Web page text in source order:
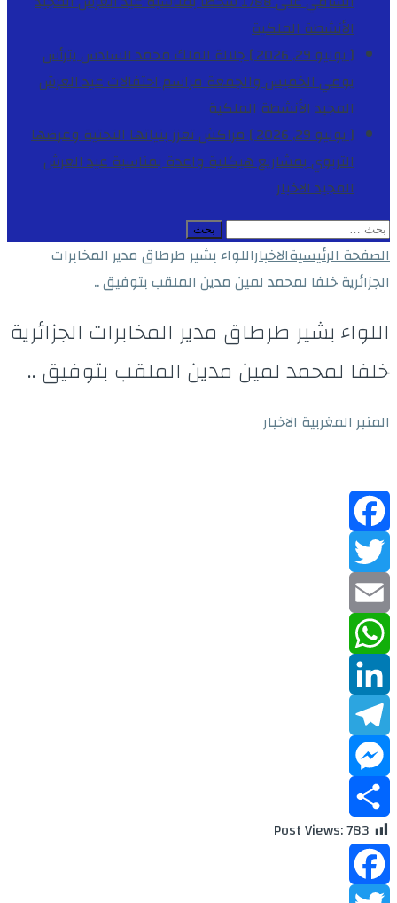
الأنشطة الملكية
[ يوليو 29, 2026 ]
جلالة الملك محمد السادس يترأس
يومي الخميس والجمعة مراسم احتفالات عيد العرش
المجيدالأنشطة الملكية
[ يوليو 29, 2026 ]
مراكش تعزز بنياتها التحتية وعرضها
التربوي بمشاريع هيكلية واعدة بمناسبة عيد العرش
المجيدالاخبار
البحث
عن:
الصفحة الرئيسيةالاخباراللواء بشير طرطاق مدير المخابرات
الجزائرية خلفا لمحمد لمين مدين الملقب بتوفيق ..
اللواء بشير طرطاق مدير المخابرات الجزائرية
خلفا لمحمد لمين مدين الملقب بتوفيق ..
المنبر المغربيةالاخبار
Facebook
Twitter
Email
WhatsApp
LinkedIn
Telegram
Messenger
Share
Post Views:783